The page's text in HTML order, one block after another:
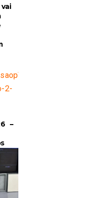
no maior
@afaseleccion
–